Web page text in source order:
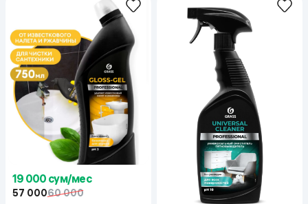
19 000 сум/мес
57 00060 000